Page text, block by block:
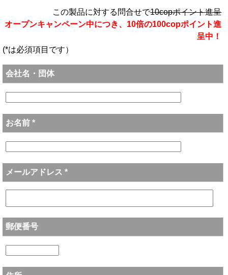
この製品に対する問合せで10copポイント進呈
オープンキャンペーン中につき、10倍の100copポイント進
呈中！
(*は必須項目です）
会社名・団体
お名前 *
メールアドレス *
郵便番号